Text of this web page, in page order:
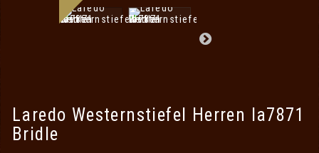
Laredo Westernstiefel Herren la7871
Bridle